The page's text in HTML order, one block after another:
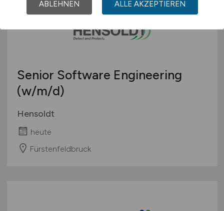
Senior Software Engineering
(w/m/d)
Hensoldt
heute
Fürstenfeldbruck
ABLEHNEN ALLE AKZEPTIEREN